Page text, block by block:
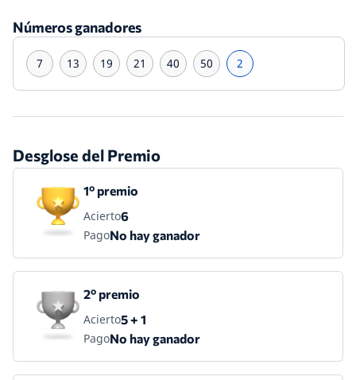
Números ganadores
7 13 19 21 40 50 2
Desglose del Premio
1º premio
Acierto6
PagoNo hay ganador
2º premio
Acierto5 + 1
PagoNo hay ganador